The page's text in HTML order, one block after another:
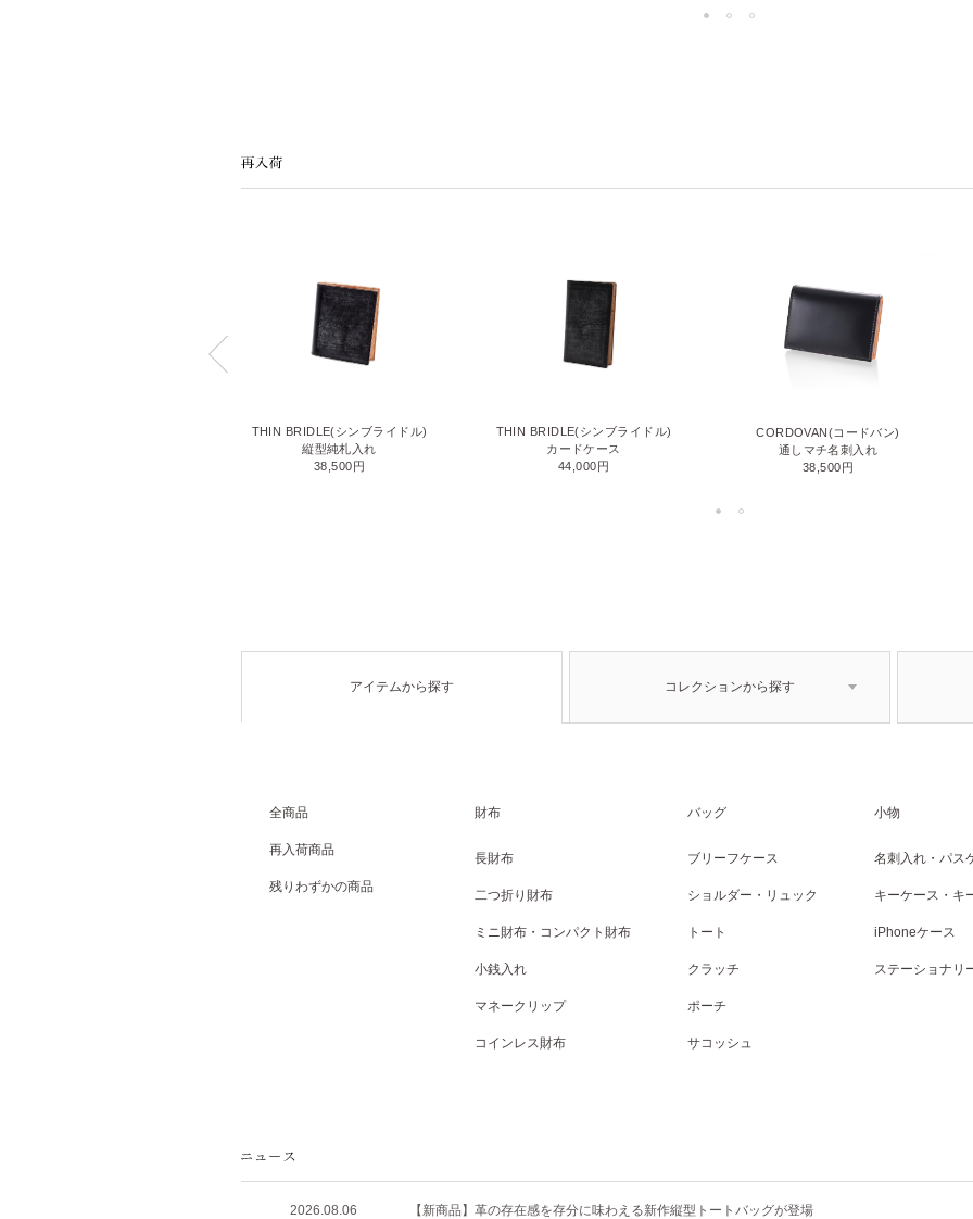
THIN BRIDLE(シンブライドル)
縦型純札入れ
38,500円
THIN BRIDLE(シンブライドル)
カードケース
44,000円
CORDOVAN(コードバン)
通しマチ名刺入れ
38,500円
アイテムから探す コレクションから探す
全商品
再入荷商品
残りわずかの商品
財布
長財布
二つ折り財布
ミニ財布・コンパクト財布
小銭入れ
マネークリップ
コインレス財布
バッグ
ブリーフケース
ショルダー・リュック
トート
クラッチ
ポーチ
サコッシュ
小物
名刺入れ・パス
キーケース・キ
iPhoneケース
ステーショナリ
2026.08.06 【新商品】革の存在感を存分に味わえる新作縦型トートバッグが登場